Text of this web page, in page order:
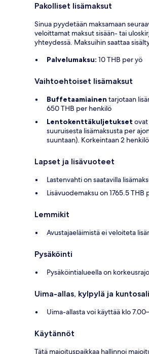
Pakolliset lisämaksut
Sinua pyydetään maksamaan
veloittamat maksut sisään- tai
yhteydessä. Maksuihin saattaa
Palvelumaksu: 10 THB per yö
Vaihtoehtoiset lisämaksut
Buffetaamiainen tarjotaan
650 THB per henkilö
Lentokenttäkuljetukset ovat
suuruisesta lisämaksusta per
suuntaan). Korkeintaan 2
Lapset ja lisävuoteet
Lastenvahti on saatavilla
Lisävuodemaksu on 1765.5 THB
Lemmikit
Avustajaeläimistä ei veloiteta
Pysäköinti
Pysäköintialueella on
Uima-allas, kylpylä ja
Uima-allasta voi käyttää klo
Käytännöt
Tätä majoituspaikkaa hallinnoi